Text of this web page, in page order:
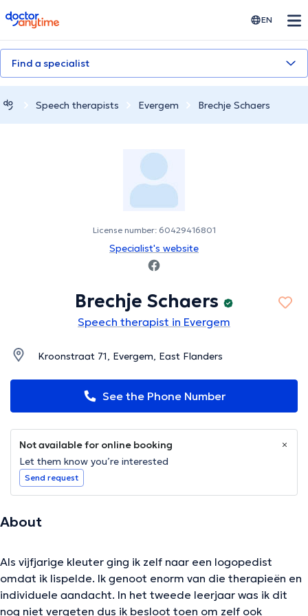
doctoranytime EN
Find a specialist
Speech therapists Evergem Brechje Schaers
License number: 60429416801
Specialist's website
Brechje Schaers
Speech therapist in Evergem
Kroonstraat 71, Evergem, East Flanders
See the Phone Number
Not available for online booking
Let them know you’re interested
Send request
About
Als vijfjarige kleuter ging ik zelf naar een logopedist
omdat ik lispelde. Ik genoot enorm van die therapieën en
individuele aandacht. In het tweede leerjaar was ik dit
nog niet vergeten dus ik besloot toen om zelf ook